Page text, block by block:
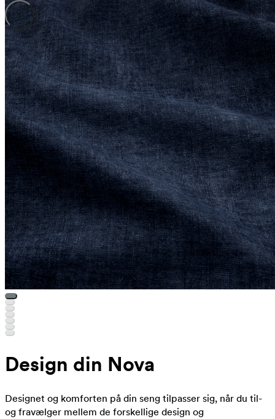
Design din Nova
Designet og komforten på din seng tilpasser sig, når du til-
og fravælger mellem de forskellige design og